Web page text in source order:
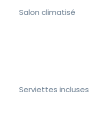
Salon climatisé
Serviettes incluses